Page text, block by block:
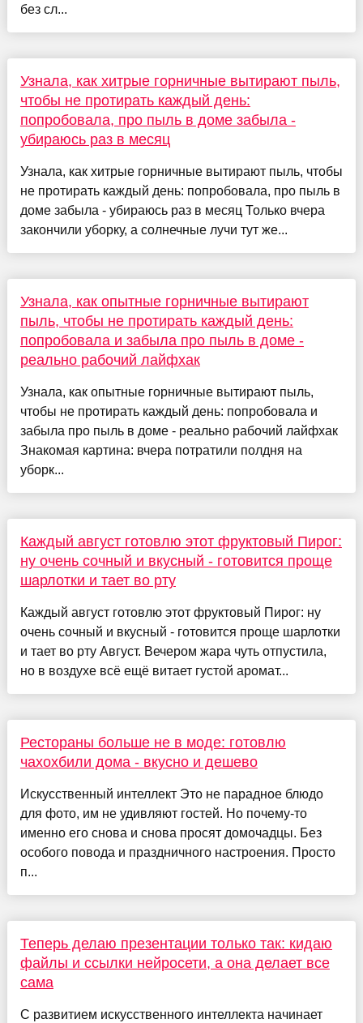
без сл...
Узнала, как хитрые горничные вытирают пыль,
чтобы не протирать каждый день:
попробовала, про пыль в доме забыла -
убираюсь раз в месяц
Узнала, как хитрые горничные вытирают пыль, чтобы
не протирать каждый день: попробовала, про пыль в
доме забыла - убираюсь раз в месяц Только вчера
закончили уборку, а солнечные лучи тут же...
Узнала, как опытные горничные вытирают
пыль, чтобы не протирать каждый день:
попробовала и забыла про пыль в доме -
реально рабочий лайфхак
Узнала, как опытные горничные вытирают пыль,
чтобы не протирать каждый день: попробовала и
забыла про пыль в доме - реально рабочий лайфхак
Знакомая картина: вчера потратили полдня на
уборк...
Каждый август готовлю этот фруктовый Пирог:
ну очень сочный и вкусный - готовится проще
шарлотки и тает во рту
Каждый август готовлю этот фруктовый Пирог: ну
очень сочный и вкусный - готовится проще шарлотки
и тает во рту Август. Вечером жара чуть отпустила,
но в воздухе всё ещё витает густой аромат...
Рестораны больше не в моде: готовлю
чахохбили дома - вкусно и дешево
Искусственный интеллект Это не парадное блюдо
для фото, им не удивляют гостей. Но почему-то
именно его снова и снова просят домочадцы. Без
особого повода и праздничного настроения. Просто
п...
Теперь делаю презентации только так: кидаю
файлы и ссылки нейросети, а она делает все
сама
С развитием искусственного интеллекта начинает